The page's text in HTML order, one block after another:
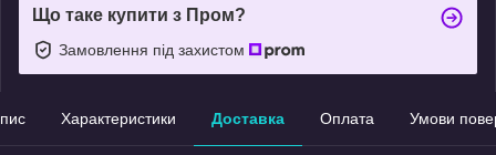
Що таке купити з Пром?
Замовлення під захистом
Характеристики Доставка Оплата Умови